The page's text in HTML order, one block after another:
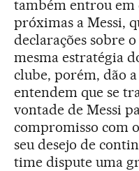
também entrou em
próximas a Messi,
declarações sobre
mesma estratégia
clube, porém, dão
entendem que se
vontade de Messi
compromisso com
seu desejo de
time dispute uma